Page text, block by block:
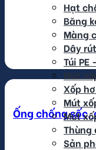
Hạt
Băng
Màng
Dây rút
Túi PE
Xốp
Mút
Mút
Thùng
Sản
Ống chống sốc,